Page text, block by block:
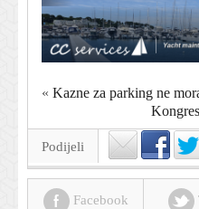
« Kazne za parking ne
Podijeli
Facebook